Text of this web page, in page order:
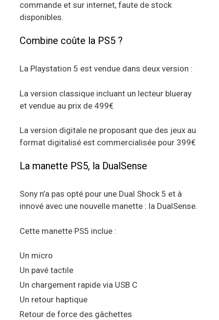
commande et sur internet, faute de stock
disponibles.
Combine coûte la PS5 ?
La Playstation 5 est vendue dans deux version :
La version classique incluant un lecteur blueray
et vendue au prix de 499€
La version digitale ne proposant que des jeux au
format digitalisé est commercialisée pour 399€
La manette PS5, la DualSense
Sony n’a pas opté pour une Dual Shock 5 et à
innové avec une nouvelle manette : la DualSense.
Cette manette PS5 inclue :
Un micro
Un pavé tactile
Un chargement rapide via USB C
Un retour haptique
Retour de force des gâchettes